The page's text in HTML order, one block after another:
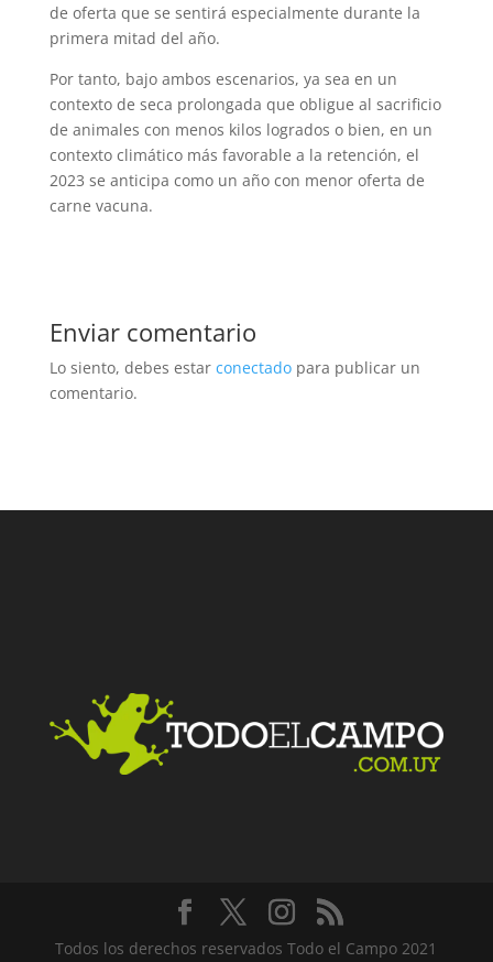
de oferta que se sentirá especialmente durante la
primera mitad del año.
Por tanto, bajo ambos escenarios, ya sea en un
contexto de seca prolongada que obligue al sacrificio
de animales con menos kilos logrados o bien, en un
contexto climático más favorable a la retención, el
2023 se anticipa como un año con menor oferta de
carne vacuna.
Enviar comentario
Lo siento, debes estar conectadopara publicar un
comentario.
Todos los derechos reservados Todo el Campo 2021
Facebook